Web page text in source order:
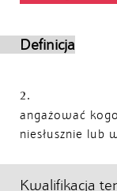
Definicja
2.
angażować
niesłusznie lub
Kwalifikacja